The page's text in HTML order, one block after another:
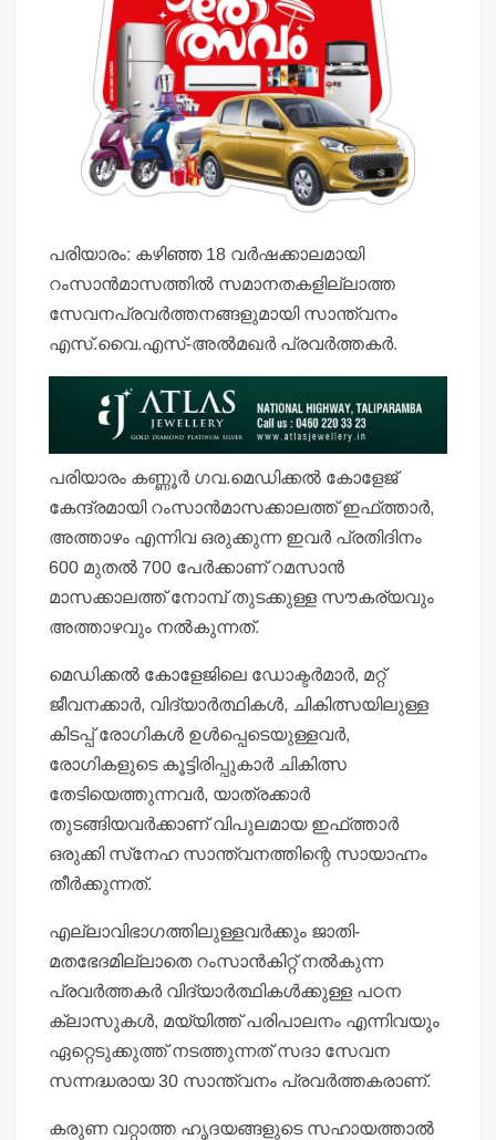
പരിയാരം: കഴിഞ്ഞ 18 വര്‍ഷക്കാലമായി
റംസാന്‍മാസത്തില്‍ സമാനതകളില്ലാത്ത
സേവനപ്രവര്‍ത്തനങ്ങളുമായി സാന്ത്വനം
എസ്.വൈ.എസ്-അല്‍മഖര്‍ പ്രവര്‍ത്തകര്‍.
പരിയാരം കണ്ണൂര്‍ ഗവ.മെഡിക്കല്‍ കോളേജ്
കേന്ദ്രമായി റംസാന്‍മാസക്കാലത്ത് ഇഫ്ത്താര്‍,
അത്താഴം എന്നിവ ഒരുക്കുന്ന ഇവര്‍ പ്രതിദിനം
600 മുതല്‍ 700 പേര്‍ക്കാണ് റമസാന്‍
മാസക്കാലത്ത് നോമ്പ് തുടക്കുള്ള സൗകര്യവും
അത്താഴവും നല്‍കുന്നത്.
മെഡിക്കല്‍ കോളേജിലെ ഡോക്ടര്‍മാര്‍, മറ്റ്
ജീവനക്കാര്‍, വിദ്യാര്‍ത്ഥികള്‍, ചികിത്സയിലുള്ള
കിടപ്പ് രോഗികള്‍ ഉള്‍പ്പെടെയുള്ളവര്‍,
രോഗികളുടെ കൂട്ടിരിപ്പുകാര്‍ ചികിത്സ
തേടിയെത്തുന്നവര്‍, യാത്രക്കാര്‍
തുടങ്ങിയവര്‍ക്കാണ് വിപുലമായ ഇഫ്ത്താര്‍
ഒരുക്കി സ്‌നേഹ സാന്ത്വനത്തിന്റെ സായാഹ്നം
തീര്‍ക്കുന്നത്.
എല്ലാവിഭാഗത്തിലുള്ളവര്‍ക്കും ജാതി-
മതഭേദമില്ലാതെ റംസാന്‍കിറ്റ് നല്‍കുന്ന
പ്രവര്‍ത്തകര്‍ വിദ്യാര്‍ത്ഥികള്‍ക്കുള്ള പഠന
ക്ലാസുകള്‍, മയ്യിത്ത് പരിപാലനം എന്നിവയും
ഏറ്റെടുക്കുത്ത് നടത്തുന്നത് സദാ സേവന
സന്നദ്ധരായ 30 സാന്ത്വനം പ്രവര്‍ത്തകരാണ്.
കരുണ വറ്റാത്ത ഹൃദയങ്ങളുടെ സഹായത്താല്‍